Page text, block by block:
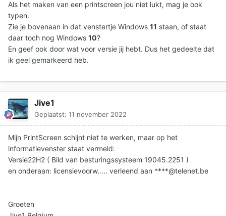
Als het maken van een printscreen jou niet lukt, mag je ook
typen.
Zie je bovenaan in dat venstertje Windows 11 staan, of staat
daar toch nog Windows 10?
En geef ook door wat voor versie jij hebt. Dus het gedeelte dat
ik geel gemarkeerd heb.
Jive1
Geplaatst: 11 november 2022
Mijn PrintScreen schijnt niet te werken, maar op het
informatievenster staat vermeld:
Versie22H2 ( Bild van besturingssysteem 19045.2251 )
en onderaan: licensievoorw..... verleend aan ****@telenet.be
Groeten